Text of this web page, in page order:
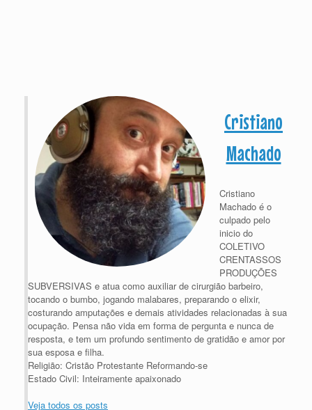
Cristiano
Machado
Cristiano
Machado é o
culpado pelo
inicio do
COLETIVO
CRENTASSOS
PRODUÇÕES
SUBVERSIVAS e atua como auxiliar de cirurgião barbeiro,
tocando o bumbo, jogando malabares, preparando o elixir,
costurando amputações e demais atividades relacionadas à sua
ocupação. Pensa não vida em forma de pergunta e nunca de
resposta, e tem um profundo sentimento de gratidão e amor por
sua esposa e filha.
Religião: Cristão Protestante Reformando-se
Estado Civil: Inteiramente apaixonado
Veja todos os posts